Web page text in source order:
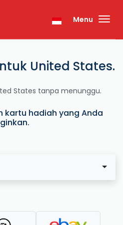
Menu
United States.
States tanpa menunggu.
kartu hadiah yang Anda